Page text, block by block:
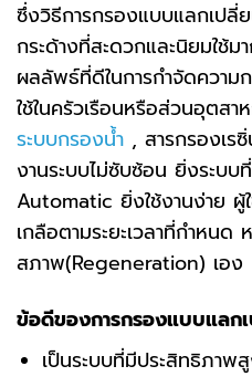
ซึ่งวิธีการกรองแบบแลกเปลี่
กระด้างที่สะดวกและนิยมใช้ม
ผลลัพธ์ที่ดีในการกำจัดความ
ใช้ในครัวเรือนหรือส่วนอุตส
ระบบกรองน้ำ , สารกรองเร
งานระบบไม่ซับซ้อน ยิ่งระบบ
Automatic ยิ่งใช้งานง่าย ผู้
เกลือตามระยะเวลาที่กำหนด
สภาพ(Regeneration) เอง
ข้อดีของการกรองแบบแลก
เป็นระบบที่มีประสิทธิภาพ